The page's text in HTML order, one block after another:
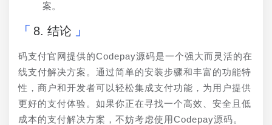
案。
8. 结论
码支付官网提供的Codepay源码是一个强大而灵活的在
线支付解决方案。通过简单的安装步骤和丰富的功能特
性，商户和开发者可以轻松集成支付功能，为用户提供
更好的支付体验。如果你正在寻找一个高效、安全且低
成本的支付解决方案，不妨考虑使用Codepay源码。